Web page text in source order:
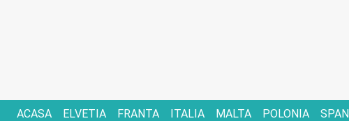
ACASA ELVETIA FRANTA ITALIA MALTA POLONIA